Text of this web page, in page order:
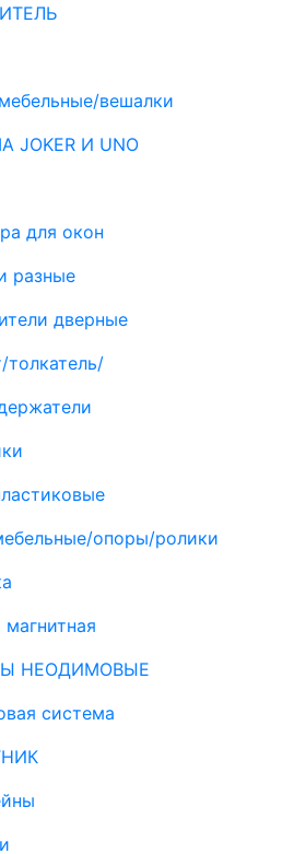
вешалки
JOKER И UNO
для окон
разные
дверные
толкатель/
опоры/ролики
НЕОДИМОВЫЕ
система